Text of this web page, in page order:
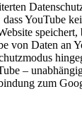
YouTube
speichert,
von Daten an
–
zum